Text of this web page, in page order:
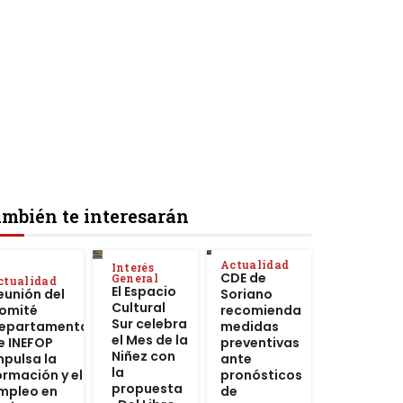
te interesarán
del
INEFOP
la
y el
en
Interés
General
El Espacio
Cultural
Sur celebra
el Mes de la
Niñez con
la
propuesta
Actualidad
CDE de
Soriano
recomienda
medidas
preventivas
ante
pronósticos
de